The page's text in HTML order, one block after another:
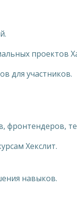
проектов
для участников.
фронтендеров,
Хекслит.
навыков.